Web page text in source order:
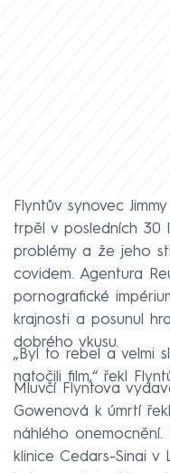
Flyntův synovec
trpěl v posledních 30
problémy a že jeho
covidem. Agentura
pornografické
krajnosti a posunul
dobrého vkusu.
„Byl to rebel a velmi
natočili film,“ řekl
Mluvčí Flyntova
Gowenová k úmrtí
náhlého
klinice Cedars-Sinai